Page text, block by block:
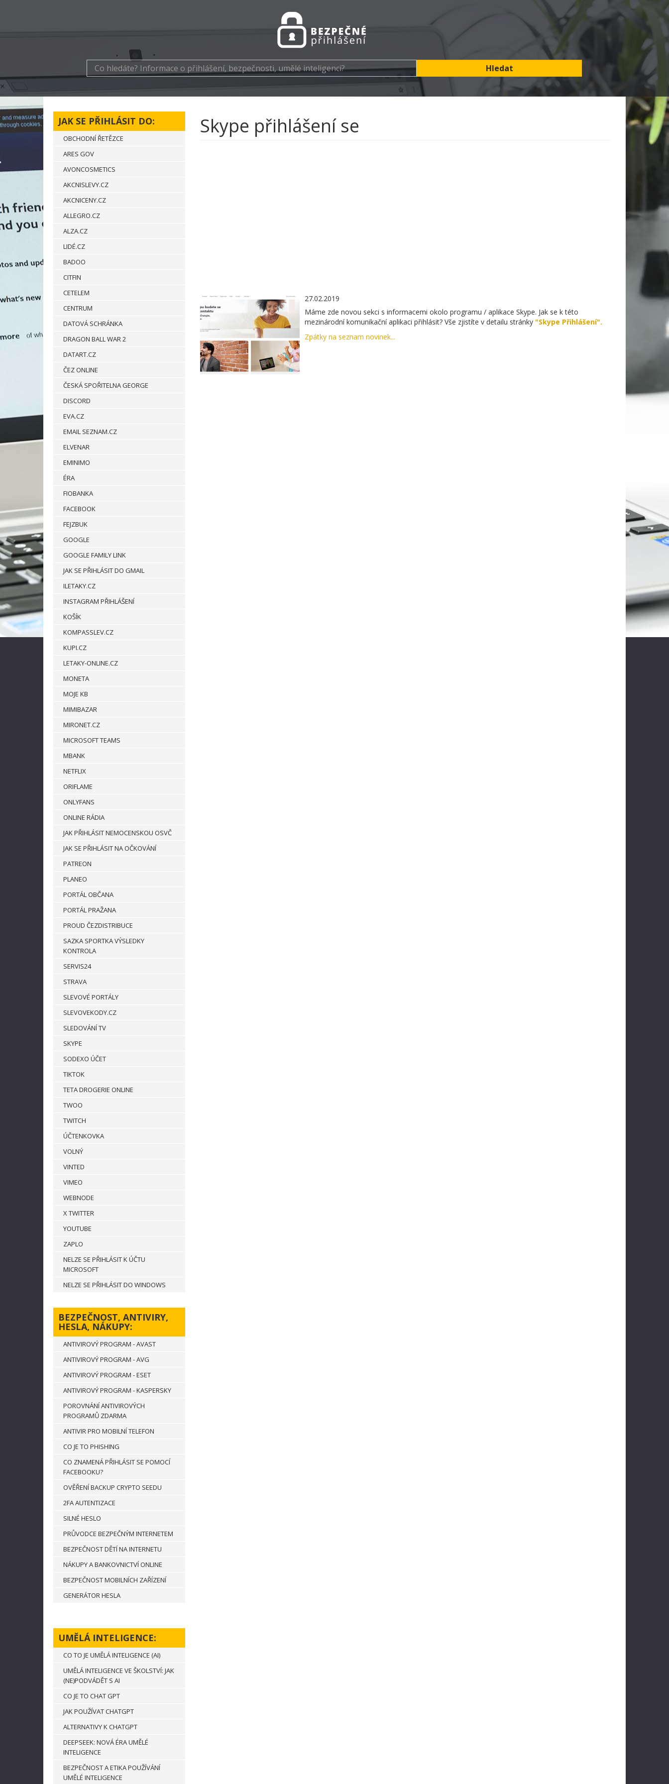
JAK SE PŘIHLÁSIT DO:
OBCHODNÍ ŘETĚZCE
ARES GOV
AVONCOSMETICS
AKCNISLEVY.CZ
AKCNICENY.CZ
ALLEGRO.CZ
ALZA.CZ
LIDÉ.CZ
BADOO
CITFIN
CETELEM
CENTRUM
DATOVÁ SCHRÁNKA
DRAGON BALL WAR 2
DATART.CZ
ČEZ ONLINE
ČESKÁ SPOŘITELNA GEORGE
DISCORD
EVA.CZ
EMAIL SEZNAM.CZ
ELVENAR
EMINIMO
ÉRA
FIOBANKA
FACEBOOK
FEJZBUK
GOOGLE
GOOGLE FAMILY LINK
JAK SE PŘIHLÁSIT DO GMAIL
ILETAKY.CZ
INSTAGRAM PŘIHLÁŠENÍ
KOŠÍK
KOMPASSLEV.CZ
KUPI.CZ
LETAKY-ONLINE.CZ
MONETA
MOJE KB
MIMIBAZAR
MIRONET.CZ
MICROSOFT TEAMS
MBANK
NETFLIX
ORIFLAME
ONLYFANS
ONLINE RÁDIA
JAK PŘIHLÁSIT NEMOCENSKOU OSVČ
JAK SE PŘIHLÁSIT NA OČKOVÁNÍ
PATREON
PLANEO
PORTÁL OBČANA
PORTÁL PRAŽANA
PROUD ČEZDISTRIBUCE
SAZKA SPORTKA VÝSLEDKY
KONTROLA
SERVIS24
STRAVA
SLEVOVÉ PORTÁLY
SLEVOVEKODY.CZ
SLEDOVÁNÍ TV
SKYPE
SODEXO ÚČET
TIKTOK
TETA DROGERIE ONLINE
TWOO
TWITCH
ÚČTENKOVKA
VOLNÝ
VINTED
VIMEO
WEBNODE
X TWITTER
YOUTUBE
ZAPLO
NELZE SE PŘIHLÁSIT K ÚČTU
MICROSOFT
NELZE SE PŘIHLÁSIT DO WINDOWS
BEZPEČNOST, ANTIVIRY,
HESLA, NÁKUPY:
ANTIVIROVÝ PROGRAM - AVAST
ANTIVIROVÝ PROGRAM - AVG
ANTIVIROVÝ PROGRAM - ESET
ANTIVIROVÝ PROGRAM - KASPERSKY
POROVNÁNÍ ANTIVIROVÝCH
PROGRAMŮ ZDARMA
ANTIVIR PRO MOBILNÍ TELEFON
CO JE TO PHISHING
CO ZNAMENÁ PŘIHLÁSIT SE POMOCÍ
FACEBOOKU?
OVĚŘENÍ BACKUP CRYPTO SEEDU
2FA AUTENTIZACE
SILNÉ HESLO
PRŮVODCE BEZPEČNÝM INTERNETEM
BEZPEČNOST DĚTÍ NA INTERNETU
NÁKUPY A BANKOVNICTVÍ ONLINE
BEZPEČNOST MOBILNÍCH ZAŘÍZENÍ
GENERÁTOR HESLA
UMĚLÁ INTELIGENCE:
CO TO JE UMĚLÁ INTELIGENCE (AI)
UMĚLÁ INTELIGENCE VE ŠKOLSTVÍ: JAK
(NE)PODVÁDĚT S AI
CO JE TO CHAT GPT
JAK POUŽÍVAT CHATGPT
ALTERNATIVY K CHATGPT
DEEPSEEK: NOVÁ ÉRA UMĚLÉ
INTELIGENCE
BEZPEČNOST A ETIKA POUŽÍVÁNÍ
UMĚLÉ INTELIGENCE
Skype přihlášení se
27.02.2019
Máme zde novou sekci s informacemi okolo programu / aplikace Skype. Jak se k této
mezinárodní komunikační aplikaci přihlásit? Vše zjistíte v detailu stránky "Skype Přihlášení".
Zpátky na seznam novinek...